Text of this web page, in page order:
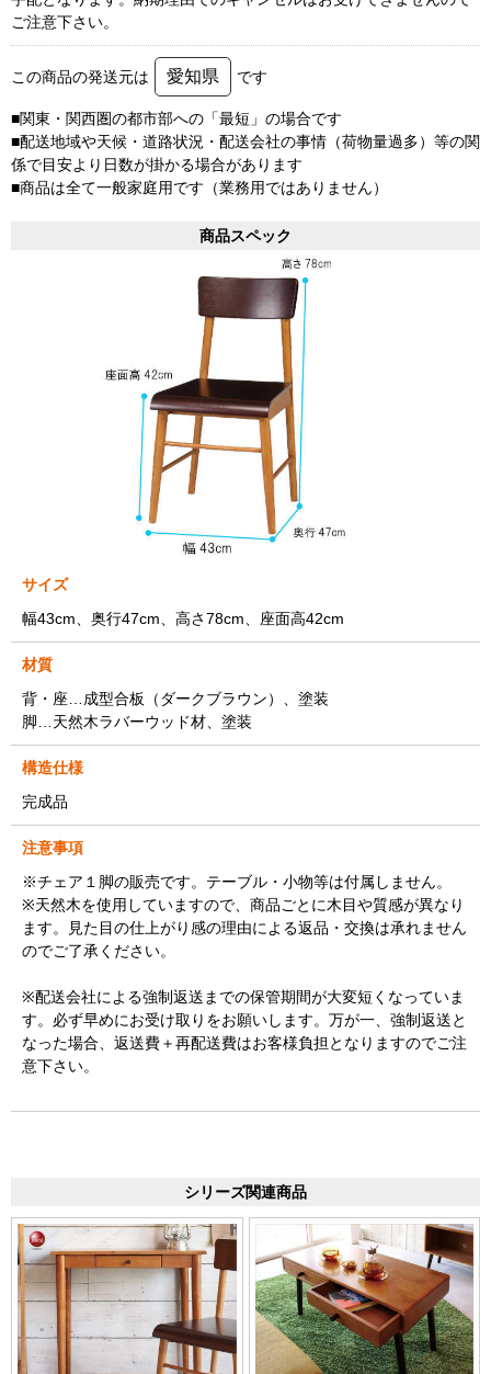
ご注意下さい。
この商品の発送元は 愛知県 です
■関東・関西圏の都市部への「最短」の場合です
■配送地域や天候・道路状況・配送会社の事情（荷物量過多）等の関
係で目安より日数が掛かる場合があります
■商品は全て一般家庭用です（業務用ではありません）
商品スペック
サイズ
幅43cm、奥行47cm、高さ78cm、座面高42cm
材質
背・座…成型合板（ダークブラウン）、塗装
脚…天然木ラバーウッド材、塗装
構造仕様
完成品
注意事項
※チェア１脚の販売です。テーブル・小物等は付属しません。
※天然木を使用していますので、商品ごとに木目や質感が異なり
ます。見た目の仕上がり感の理由による返品・交換は承れません
のでご了承ください。
※配送会社による強制返送までの保管期間が大変短くなっていま
す。必ず早めにお受け取りをお願いします。万が一、強制返送と
なった場合、返送費＋再配送費はお客様負担となりますのでご注
意下さい。
シリーズ関連商品